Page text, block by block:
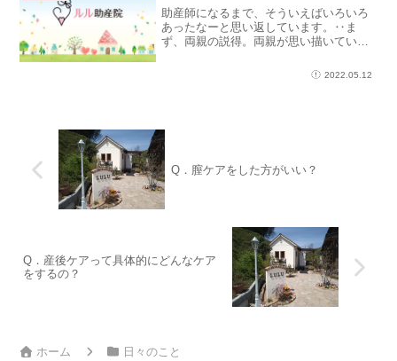
助産師になるまで、そういえばいろいろ
あったなーと思い返しています。‥ま
ず、両親の説得。両親が思い描いていた
ばししていたけど、家を飛び出してとか
2022.05.12
Q．膣ケアをした方がいい？
Q．産後ケアって具体的にどんなケア
をするの？
ホーム 日々のこと